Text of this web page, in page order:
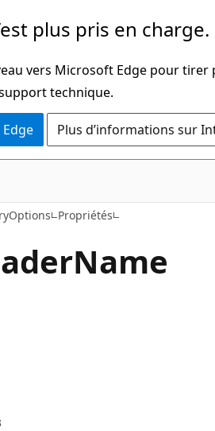
plus pris en charge.
vers Microsoft Edge pour
technique.
Plus d’informations sur
Propriétés
Name